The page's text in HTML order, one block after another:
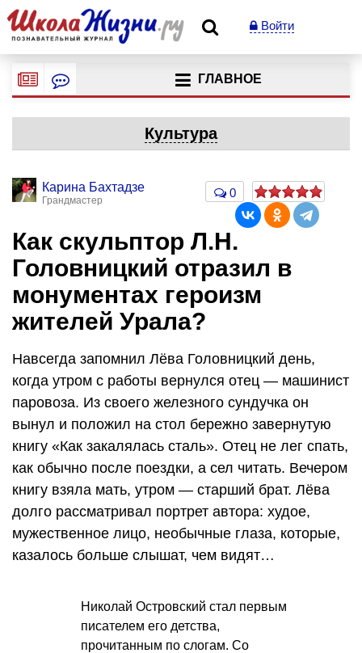
Войти
ГЛАВНОЕ
Культура
Карина Бахтадзе
Грандмастер
0
Как скульптор Л.Н.
Головницкий отразил в
монументах героизм
жителей Урала?
Навсегда запомнил Лёва Головницкий день,
когда утром с работы вернулся отец — машинист
паровоза. Из своего железного сундучка он
вынул и положил на стол бережно завернутую
книгу «Как закалялась сталь». Отец не лег спать,
как обычно после поездки, а сел читать. Вечером
книгу взяла мать, утром — старший брат. Лёва
долго рассматривал портрет автора: худое,
мужественное лицо, необычные глаза, которые,
казалось больше слышат, чем видят…
Николай Островский стал первым
писателем его детства,
прочитанным по слогам. Со